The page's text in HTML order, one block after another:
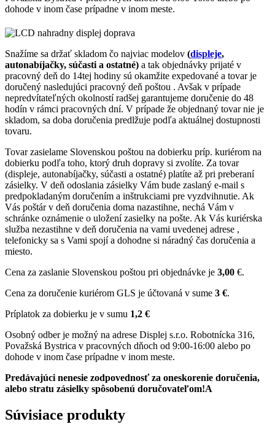
dohode v inom čase prípadne v inom meste.
Snažíme sa držať skladom čo najviac modelov (displeje,
autonabíjačky, súčasti a ostatné) a tak objednávky prijaté v
pracovný deň do 14tej hodiny sú okamžite expedované a tovar je
doručený nasledujúci pracovný deň poštou . Avšak v prípade
nepredvítateľných okolností radšej garantujeme doručenie do 48
hodín v rámci pracovných dní. V prípade že objednaný tovar nie je
skladom, sa doba doručenia predlžuje podľa aktuálnej dostupnosti
tovaru.
Tovar zasielame Slovenskou poštou na dobierku príp. kuriérom na
dobierku podľa toho, ktorý druh dopravy si zvolíte. Za tovar
(displeje, autonabíjačky, súčasti a ostatné) platíte až pri preberaní
zásielky. V deň odoslania zásielky Vám bude zaslaný e-mail s
predpokladaným doručením a inštrukciami pre vyzdvihnutie. Ak
Vás poštár v deň doručenia doma nazastihne, nechá Vám v
schránke oznámenie o uložení zasielky na pošte. Ak Vás kuriérska
služba nezastihne v deň doručenia na vami uvedenej adrese ,
telefonicky sa s Vami spojí a dohodne si náradný čas doručenia a
miesto.
Cena za zaslanie Slovenskou poštou pri objednávke je 3,00 €.
Cena za doručenie kuriérom GLS je účtovaná v sume 3 €.
Príplatok za dobierku je v sumu 1,2 €
Osobný odber je možný na adrese Displej s.r.o. Robotnícka 316,
Považská Bystrica v pracovných dňoch od 9:00-16:00 alebo po
dohode v inom čase prípadne v inom meste.
Predávajúci nenesie zodpovednosť za oneskorenie doručenia,
alebo stratu zásielky spôsobenú doručovateľom!A
Súvisiace produkty